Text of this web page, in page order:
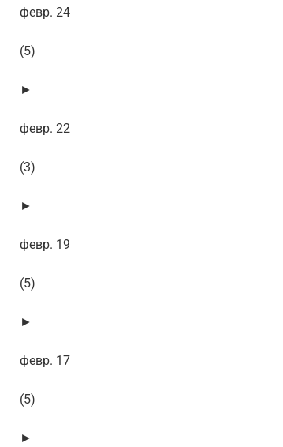
февр. 24
(5)
►
февр. 22
(3)
►
февр. 19
(5)
►
февр. 17
(5)
►